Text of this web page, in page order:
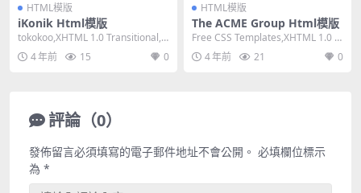
HTML模版
iKonik Html模版
tokokoo,XHTML 1.0 Transitional,Fi
xed Wid...
4 年前 15 0
HTML模版
The ACME Group Html模版
Free CSS Templates,XHTML 1.0 St
rict,Fixe...
4 年前 21 0
評論（0）
發佈留言必須填寫的電子郵件地址不會公開。 必填欄位標示
為 *